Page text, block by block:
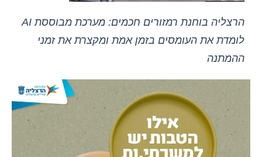
הרצליה בוחנת רמזורים חכמים: מערכת מבוססת AI
לומדת את העומסים בזמן אמת ומקצרת את זמני
ההמתנה